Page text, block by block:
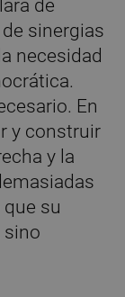
de
sinergias
necesidad
En
y construir
y la
su
sino